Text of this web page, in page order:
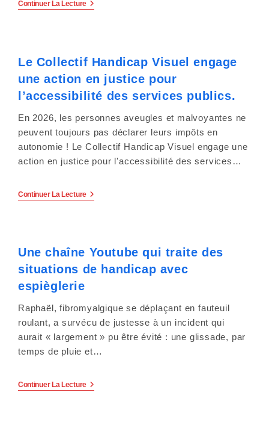
Continuer La LectureLe
Produira
17
Juin
2026
20h
À
Malzéville.
Le Collectif Handicap Visuel engage
une action en justice pour
l’accessibilité des services publics.
En 2026, les personnes aveugles et malvoyantes ne
peuvent toujours pas déclarer leurs impôts en
autonomie ! Le Collectif Handicap Visuel engage une
action en justice pour l'accessibilité des services…
Continuer La LectureLe
Action
Justice
Services
Publics.
Une chaîne Youtube qui traite des
situations de handicap avec
espièglerie
Raphaël, fibromyalgique se déplaçant en fauteuil
roulant, a survécu de justesse à un incident qui
aurait « largement » pu être évité : une glissade, par
temps de pluie et…
Continuer La LectureUne